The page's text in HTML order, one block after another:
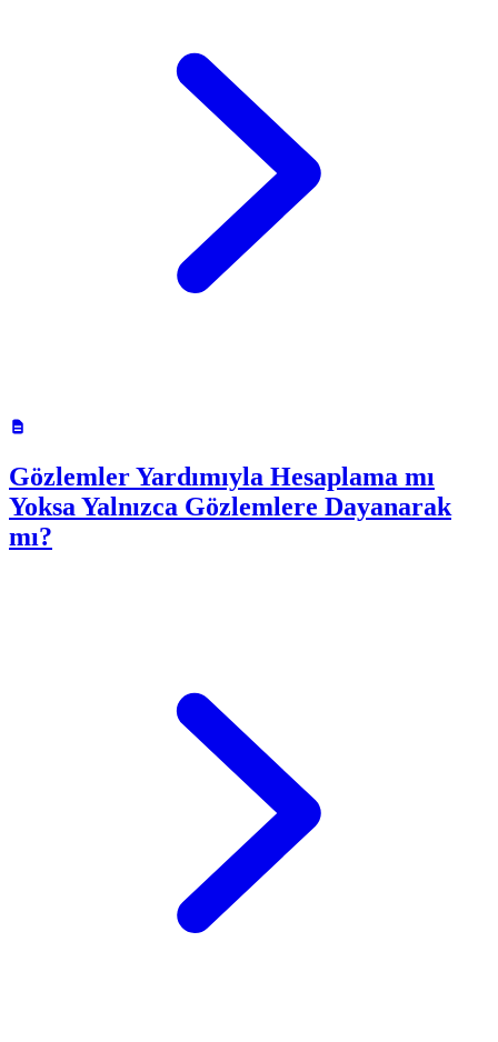
Gözlemler Yardımıyla Hesaplama mı
Yoksa Yalnızca Gözlemlere Dayanarak
mı?